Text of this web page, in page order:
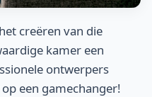
creëren van die
kamer een
ontwerpers
een gamechanger!